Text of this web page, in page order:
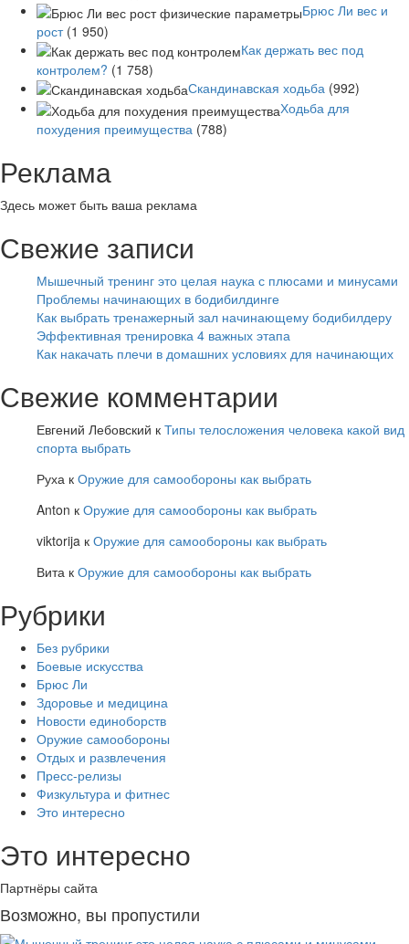
Брюс Ли вес и
рост (1 950)
Как держать вес под
контролем? (1 758)
Скандинавская ходьба (992)
Ходьба для
похудения преимущества (788)
Реклама
Здесь может быть ваша реклама
Свежие записи
Мышечный тренинг это целая наука с плюсами и минусами
Проблемы начинающих в бодибилдинге
Как выбрать тренажерный зал начинающему бодибилдеру
Эффективная тренировка 4 важных этапа
Как накачать плечи в домашних условиях для начинающих
Свежие комментарии
Евгений Лебовский к Типы телосложения человека какой вид
спорта выбрать
Руха к Оружие для самообороны как выбрать
Anton к Оружие для самообороны как выбрать
viktorija к Оружие для самообороны как выбрать
Вита к Оружие для самообороны как выбрать
Рубрики
Без рубрики
Боевые искусства
Брюс Ли
Здоровье и медицина
Новости единоборств
Оружие самообороны
Отдых и развлечения
Пресс-релизы
Физкультура и фитнес
Это интересно
Это интересно
Партнёры сайта
Возможно, вы пропустили